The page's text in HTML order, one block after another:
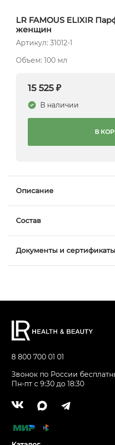
LR FAMOUS ELIXIR
женщин
Артикул: 31012-1
Объем: 100 мл
15 525 ₽
В наличии
В
Описание
Состав
Документы и сертификаты
8 800 700 01 01
Звонок по России
Пн-пт с 9:30 до 18:30